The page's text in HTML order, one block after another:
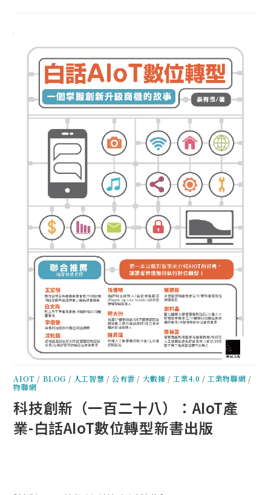
AIOT / BLOG / 人工智慧 /公有雲 / 大數據 / 工業4.0 / 工業物聯網 /
物聯網
科技創新（一百二十八）：AIoT產
業-白話AIoT數位轉型新書出版